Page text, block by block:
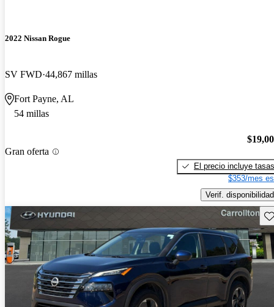
2022 Nissan Rogue
SV FWD 44,867 millas
Fort Payne, AL
54 millas
Gran oferta
El precio incluye tasas
$353/mes
Verif. disponibilidad